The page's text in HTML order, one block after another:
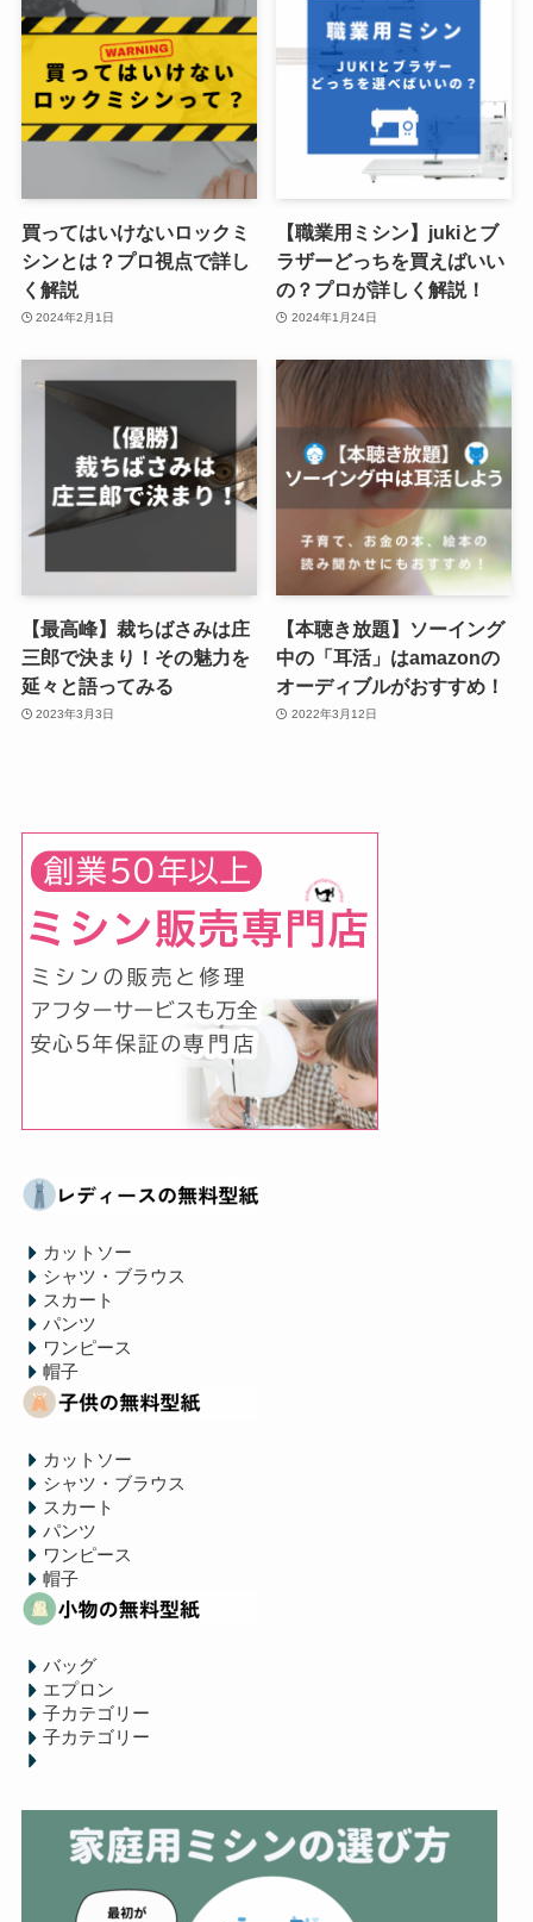
買ってはいけないロックミ
シンとは？プロ視点で詳し
く解説
2024年2月1日
【職業用ミシン】jukiとブ
ラザーどっちを買えばいい
の？プロが詳しく解説！
2024年1月24日
【最高峰】裁ちばさみは庄
三郎で決まり！その魅力を
延々と語ってみる
2023年3月3日
【本聴き放題】ソーイング
中の「耳活」はamazonの
オーディブルがおすすめ！
2022年3月12日
カットソー
シャツ・ブラウス
スカート
パンツ
ワンピース
帽子
カットソー
シャツ・ブラウス
スカート
パンツ
ワンピース
帽子
バッグ
エプロン
子カテゴリー
子カテゴリー